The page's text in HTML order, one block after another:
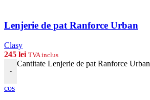
Lenjerie de pat Ranforce Urban
Clasy
245 lei TVA inclus
-
Cantitate Lenjerie de pat Ranforce Urban
cos